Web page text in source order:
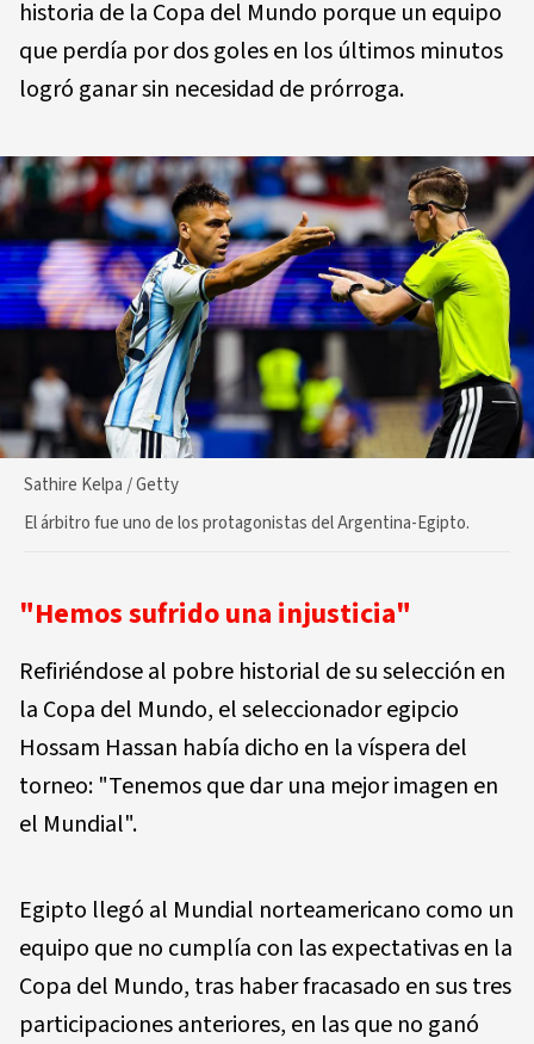
historia de la Copa del Mundo porque un equipo
que perdía por dos goles en los últimos minutos
logró ganar sin necesidad de prórroga.
Sathire Kelpa / Getty
El árbitro fue uno de los protagonistas del Argentina-Egipto.
"Hemos sufrido una injusticia"
Refiriéndose al pobre historial de su selección en
la Copa del Mundo, el seleccionador egipcio
Hossam Hassan había dicho en la víspera del
torneo: "Tenemos que dar una mejor imagen en
el Mundial".
Egipto llegó al Mundial norteamericano como un
equipo que no cumplía con las expectativas en la
Copa del Mundo, tras haber fracasado en sus tres
participaciones anteriores, en las que no ganó